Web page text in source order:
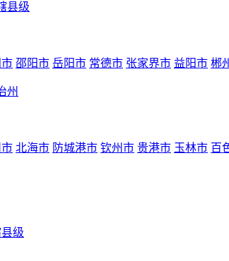
县级
邵阳市 岳阳市 常德市 张家界市 益阳市 郴
州
北海市 防城港市 钦州市 贵港市 玉林市 百
级